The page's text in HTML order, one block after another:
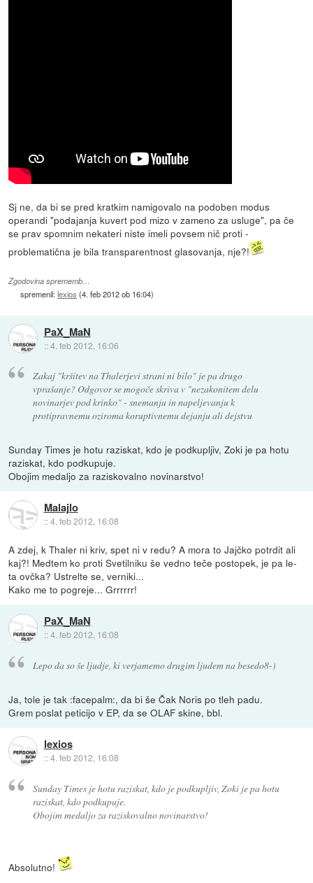
Sj ne, da bi se pred kratkim namigovalo na podoben modus
operandi "podajanja kuvert pod mizo v zameno za usluge", pa če
se prav spomnim nekateri niste imeli povsem nič proti -
problematična je bila transparentnost glasovanja, nje?!
Zgodovina sprememb…
spremenil:lexios (4. feb 2012 ob 16:04)
PaX_MaN
::4. feb 2012, 16:06
Zakaj "kršitev na Thalerjevi strani ni bilo" je pa drugo
vprašanje? Odgovor se mogoče skriva v "nezakonitem delu
novinarjev pod krinko" - snemanju in napeljevanju k
protipravnemu oziroma koruptivnemu dejanju ali dejstvu
Sunday Times je hotu raziskat, kdo je podkupljiv, Zoki je pa hotu
raziskat, kdo podkupuje.
Obojim medaljo za raziskovalno novinarstvo!
Malajlo
::4. feb 2012, 16:08
A zdej, k Thaler ni kriv, spet ni v redu? A mora to Jajčko potrdit ali
kaj?! Medtem ko proti Svetilniku še vedno teče postopek, je pa le-
ta ovčka? Ustrelte se, verniki...
Kako me to pogreje... Grrrrrr!
PaX_MaN
::4. feb 2012, 16:08
Lepo da so še ljudje, ki verjamemo drugim ljudem na besedo8-)
Ja, tole je tak :facepalm:, da bi še Čak Noris po tleh padu.
Grem poslat peticijo v EP, da se OLAF skine, bbl.
lexios
::4. feb 2012, 16:08
Sunday Times je hotu raziskat, kdo je podkupljiv, Zoki je pa hotu
raziskat, kdo podkupuje.
Obojim medaljo za raziskovalno novinarstvo!
Absolutno!